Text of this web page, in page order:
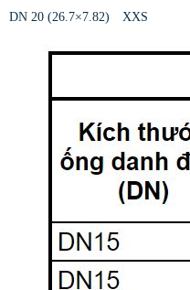
DN 20 (26.7×7.82)
XXS